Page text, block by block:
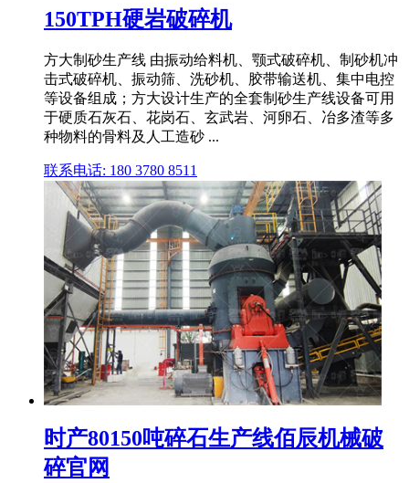
150TPH硬岩破碎机
方大制砂生产线 由振动给料机、颚式破碎机、制砂机冲
击式破碎机、振动筛、洗砂机、胶带输送机、集中电控
等设备组成；方大设计生产的全套制砂生产线设备可用
于硬质石灰石、花岗石、玄武岩、河卵石、冶多渣等多
种物料的骨料及人工造砂 ...
联系电话: 180 3780 8511
时产80150吨碎石生产线佰辰机械破
碎官网